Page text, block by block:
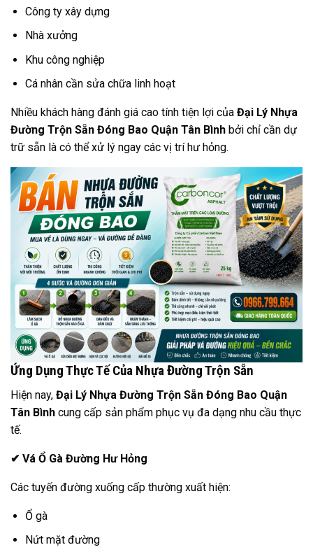
Công ty xây dựng
Nhà xưởng
Khu công nghiệp
Cá nhân cần sửa chữa linh hoạt
Nhiều khách hàng đánh giá cao tính tiện lợi của Đại Lý Nhựa
Đường Trộn Sẵn Đóng Bao Quận Tân Bình bởi chỉ cần dự
trữ sẵn là có thể xử lý ngay các vị trí hư hỏng.
Ứng Dụng Thực Tế Của Nhựa Đường Trộn Sẵn
Hiện nay, Đại Lý Nhựa Đường Trộn Sẵn Đóng Bao Quận
Tân Bình cung cấp sản phẩm phục vụ đa dạng nhu cầu thực
tế.
✔ Vá Ổ Gà Đường Hư Hỏng
Các tuyến đường xuống cấp thường xuất hiện:
Ổ gà
Nứt mặt đường